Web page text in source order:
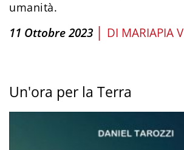
umanità.
11 Ottobre 2023 | DI MARIAPIA
Un'ora per la Terra